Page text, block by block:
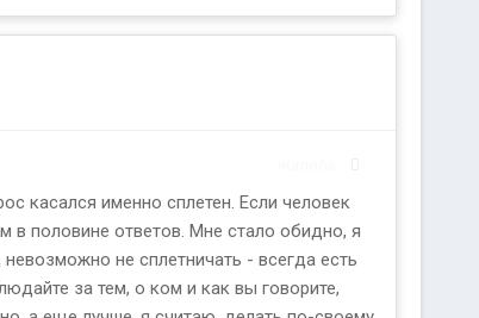
касался именно сплетен. Если человек
в половине ответов. Мне стало обидно, я
не сплетничать - всегда есть
за тем, о ком и как вы говорите,